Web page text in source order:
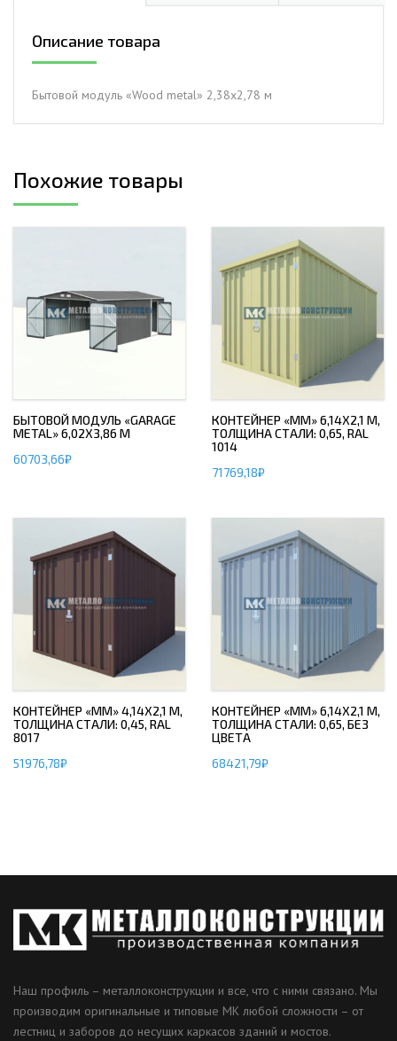
Описание товара
Бытовой модуль «Wood metal» 2,38х2,78 м
Похожие товары
БЫТОВОЙ МОДУЛЬ «GARAGE
METAL» 6,02Х3,86 М
60703,66₽
КОНТЕЙНЕР «ММ» 6,14Х2,1 М,
ТОЛЩИНА СТАЛИ: 0,65, RAL
1014
71769,18₽
КОНТЕЙНЕР «ММ» 4,14Х2,1 М,
ТОЛЩИНА СТАЛИ: 0,45, RAL
8017
51976,78₽
КОНТЕЙНЕР «ММ» 6,14Х2,1 М,
ТОЛЩИНА СТАЛИ: 0,65, БЕЗ
ЦВЕТА
68421,79₽
Наш профиль – металлоконструкции и все, что с ними связано. Мы
производим оригинальные и типовые МК любой сложности – от
лестниц и заборов до несущих каркасов зданий и мостов.